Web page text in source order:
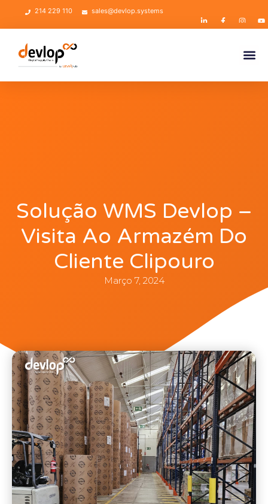
214 229 110 sales@devlop.systems
Solução WMS Devlop –
Visita Ao Armazém Do
Cliente Clipouro
Março 7, 2024